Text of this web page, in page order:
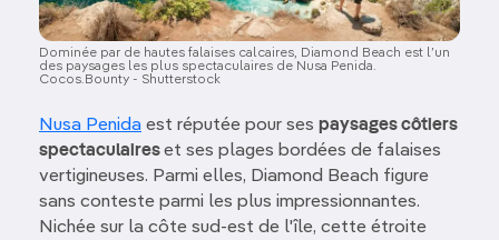
Dominée par de hautes falaises calcaires, Diamond Beach est l’un
des paysages les plus spectaculaires de Nusa Penida.
Cocos.Bounty - Shutterstock
Nusa Penida est réputée pour ses paysages côtiers
spectaculaireset ses plages bordées de falaises
vertigineuses. Parmi elles, Diamond Beach figure
sans conteste parmi les plus impressionnantes.
Nichée sur la côte sud-est de l'île, cette étroite